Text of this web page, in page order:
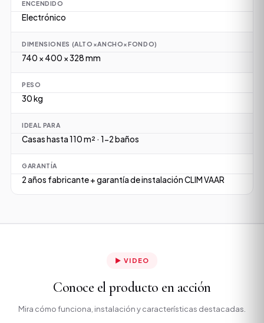
ENCENDIDO
Electrónico
DIMENSIONES (ALTO×ANCHO×FONDO)
740 × 400 × 328 mm
PESO
30 kg
IDEAL PARA
Casas hasta 110 m² · 1-2 baños
GARANTÍA
2 años fabricante + garantía de instalación CLIM VAAR
▶ VIDEO
Conoce el producto en acción
Mira cómo funciona, instalación y características destacadas.